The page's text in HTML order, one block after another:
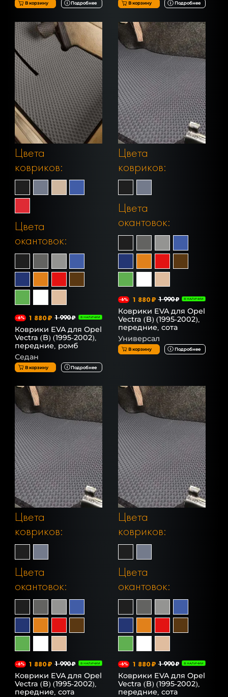
В корзину Подробнее В корзину Подробнее
Цвета
ковриков:
Цвета
окантовок:
-6% 1 880 ₽ 1 990 ₽ В НАЛИЧИИ
Коврики EVA для Opel
Vectra (B) (1995-2002),
передние, ромб
Седан
В корзину Подробнее
Цвета
ковриков:
Цвета
окантовок:
-6% 1 880 ₽ 1 990 ₽ В НАЛИЧИИ
Коврики EVA для Opel
Vectra (B) (1995-2002),
передние, сота
Универсал
В корзину Подробнее
Цвета
ковриков:
Цвета
окантовок:
-6% 1 880 ₽ 1 990 ₽ В НАЛИЧИИ
Коврики EVA для Opel
Vectra (B) (1995-2002),
передние, сота
Цвета
ковриков:
Цвета
окантовок:
-6% 1 880 ₽ 1 990 ₽ В НАЛИЧИИ
Коврики EVA для Opel
Vectra (B) (1995-2002),
передние, сота